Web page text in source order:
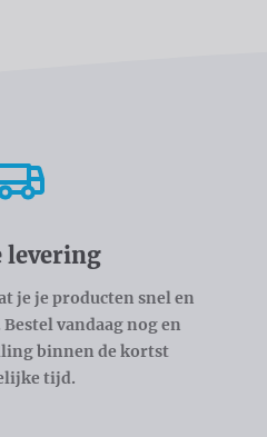
levering
je je producten snel en
vandaag nog en
binnen de kortst
tijd.